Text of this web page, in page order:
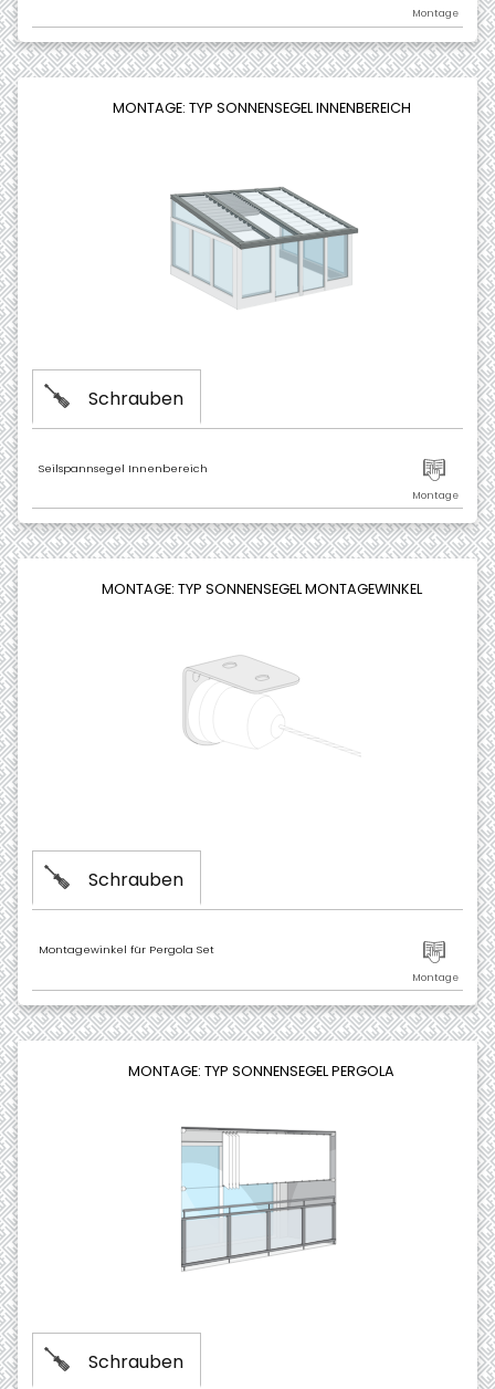
MONTAGE: TYP SONNENSEGEL INNENBEREICH
Schrauben
Seilspannsegel Innenbereich
MONTAGE: TYP SONNENSEGEL MONTAGEWINKEL
Schrauben
Montagewinkel für Pergola Set
MONTAGE: TYP SONNENSEGEL PERGOLA
Schrauben